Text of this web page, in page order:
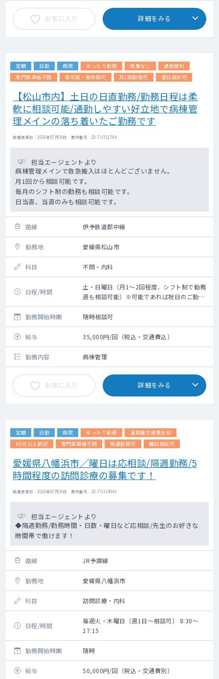
お気に入り 詳細をみる
定期 日勤 病院 ゆったり勤務 残業なし
通勤便利
専門医資格不問
専攻医・専修医可 月1回勤務可 宿日直許可
【松山市内】土日の日直勤務/勤務日程は柔
軟に相談可能/通勤しやすい好立地で病棟管
理メインの落ち着いたご勤務です
掲載更新日 : 2026年07月30日 案件番号 : 25-TU311794
担当エージェントより
病棟管理メインで救急搬入はほとんどございません。
月1回から相談可能です。
毎月のシフト制の勤務も相談可能です。
日当直、当直のみも相談可能です。
路線 伊予鉄道郡中線
勤務地 愛媛県松山市
科目 不問・内科
日程/時間
土・日曜日（月1～2回程度、シフト制で勤務
週も相談可能）※可能であれば祝日のご勤務
もお願いします 9:00～17:00
勤務開始時期
随時相談可
給与 35,000円/回（税込・交通費込）
勤務内容 病棟管理
お気に入り 詳細をみる
定期 日勤 病院 ゆったり勤務
遠距離交通費支給
60代以上歓迎
専門医資格不問 隔週勤務可 曜日相談可
愛媛県八幡浜市／曜日は応相談/隔週勤務/5
時間程度の訪問診療の募集です！
掲載更新日 : 2026年07月30日 案件番号 : 25-TU314043
担当エージェントより
◆隔週勤務/勤務時間・日数・曜日など応相談/先生のお好きな
時間帯で働けます！
路線 JR予讃線
勤務地 愛媛県八幡浜市
科目 訪問診療・内科
日程/時間
毎週火・木曜日（週1日～相談可） 8:30～
17:15
勤務開始時期 随時
給与 50,000円/回（税込・交通費別）